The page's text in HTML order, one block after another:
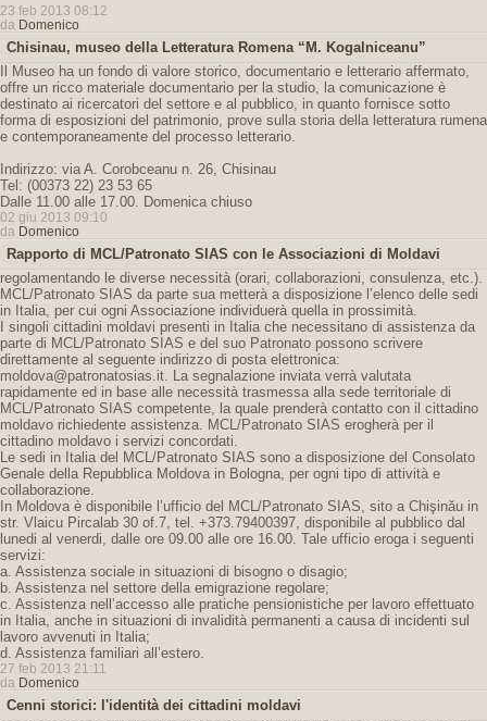
23 feb 2013 08:12
da Domenico
Chisinau, museo della Letteratura Romena “M. Kogalniceanu”
Il Museo ha un fondo di valore storico, documentario e letterario affermato,
offre un ricco materiale documentario per la studio, la comunicazione è
destinato ai ricercatori del settore e al pubblico, in quanto fornisce sotto
forma di esposizioni del patrimonio, prove sulla storia della letteratura rumena
e contemporaneamente del processo letterario.
Indirizzo: via A. Corobceanu n. 26, Chisinau
Tel: (00373 22) 23 53 65
Dalle 11.00 alle 17.00. Domenica chiuso
02 giu 2013 09:10
da Domenico
Rapporto di MCL/Patronato SIAS con le Associazioni di Moldavi
regolamentando le diverse necessità (orari, collaborazioni, consulenza, etc.).
MCL/Patronato SIAS da parte sua metterà a disposizione l’elenco delle sedi
in Italia, per cui ogni Associazione individuerà quella in prossimità.
I singoli cittadini moldavi presenti in Italia che necessitano di assistenza da
parte di MCL/Patronato SIAS e del suo Patronato possono scrivere
direttamente al seguente indirizzo di posta elettronica:
moldova@patronatosias.it. La segnalazione inviata verrà valutata
rapidamente ed in base alle necessità trasmessa alla sede territoriale di
MCL/Patronato SIAS competente, la quale prenderà contatto con il cittadino
moldavo richiedente assistenza. MCL/Patronato SIAS erogherà per il
cittadino moldavo i servizi concordati.
Le sedi in Italia del MCL/Patronato SIAS sono a disposizione del Consolato
Genale della Repubblica Moldova in Bologna, per ogni tipo di attività e
collaborazione.
In Moldova è disponibile l’ufficio del MCL/Patronato SIAS, sito a Chişinău in
str. Vlaicu Pircalab 30 of.7, tel. +373.79400397, disponibile al pubblico dal
lunedi al venerdi, dalle ore 09.00 alle ore 16.00. Tale ufficio eroga i seguenti
servizi:
a. Assistenza sociale in situazioni di bisogno o disagio;
b. Assistenza nel settore della emigrazione regolare;
c. Assistenza nell’accesso alle pratiche pensionistiche per lavoro effettuato
in Italia, anche in situazioni di invalidità permanenti a causa di incidenti sul
lavoro avvenuti in Italia;
d. Assistenza familiari all’estero.
27 feb 2013 21:11
da Domenico
Cenni storici: l'identità dei cittadini moldavi